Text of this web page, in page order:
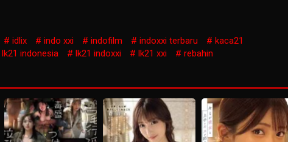
idlix indo xxi indofilm indoxxi terbaru
kaca21
lk21 indonesia lk21 indoxxi lk21 xxi
rebahin